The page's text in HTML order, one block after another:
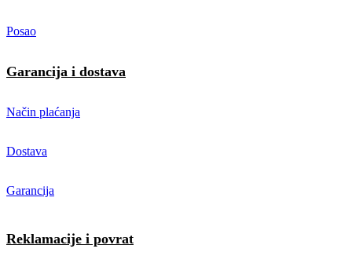
Posao
Garancija i dostava
Način plaćanja
Dostava
Garancija
Reklamacije i povrat